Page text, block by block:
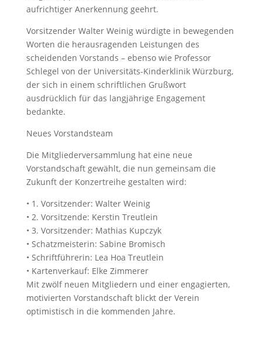
aufrichtiger Anerkennung geehrt.
Vorsitzender Walter Weinig würdigte in bewegenden
Worten die herausragenden Leistungen des
scheidenden Vorstands – ebenso wie Professor
Schlegel von der Universitäts-Kinderklinik Würzburg,
der sich in einem schriftlichen Grußwort
ausdrücklich für das langjährige Engagement
bedankte.
Neues Vorstandsteam
Die Mitgliederversammlung hat eine neue
Vorstandschaft gewählt, die nun gemeinsam die
Zukunft der Konzertreihe gestalten wird:
• 1. Vorsitzender: Walter Weinig
• 2. Vorsitzende: Kerstin Treutlein
• 3. Vorsitzender: Mathias Kupczyk
• Schatzmeisterin: Sabine Bromisch
• Schriftführerin: Lea Hoa Treutlein
• Kartenverkauf: Elke Zimmerer
Mit zwölf neuen Mitgliedern und einer engagierten,
motivierten Vorstandschaft blickt der Verein
optimistisch in die kommenden Jahre.